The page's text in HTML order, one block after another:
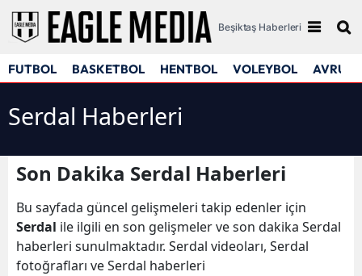
Beşiktaş Haberleri
FUTBOL BASKETBOL HENTBOL VOLEYBOL
Serdal Haberleri
Son Dakika Serdal Haberleri
Bu sayfada güncel gelişmeleri takip edenler için
Serdal ile ilgili en son gelişmeler ve son dakika Serdal
haberleri sunulmaktadır. Serdal videoları, Serdal
fotoğrafları ve Serdal haberleri